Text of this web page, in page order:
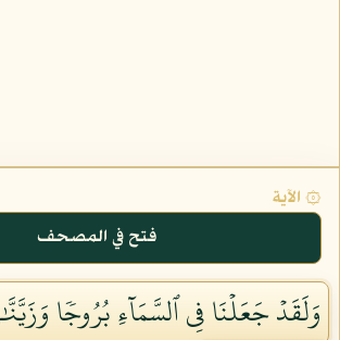
۞ الآية
فتح في المصحف
وَلَقَدۡ جَعَلۡنَا فِي ٱلسَّمَآءِ بُرُوجٗا